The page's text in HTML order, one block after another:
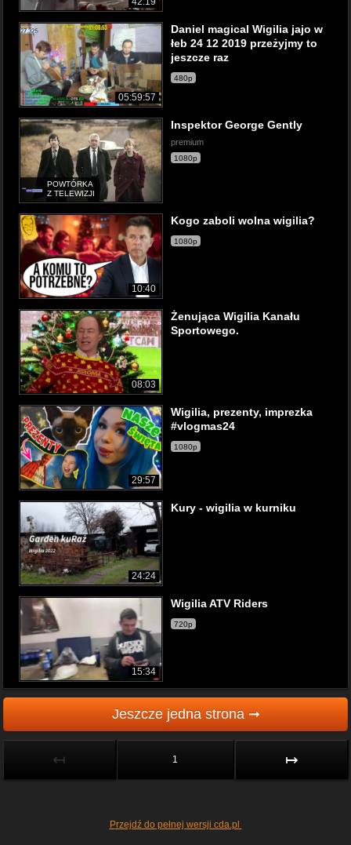
05:59:57
Daniel magical Wigilia jajo w
łeb 24 12 2019 przeżyjmy to
jeszcze raz
480p
POWTÓRKA
Z TELEWIZJI
Inspektor George Gently
premium
1080p
10:40
Kogo zaboli wolna wigilia?
1080p
08:03
Żenująca Wigilia Kanału
Sportowego.
29:57
Wigilia, prezenty, imprezka
#vlogmas24
1080p
24:24
Kury - wigilia w kurniku
15:34
Wigilia ATV Riders
720p
Jeszcze jedna strona ➞
↤ 1 ↦
Przejdź do pełnej wersji cda.pl